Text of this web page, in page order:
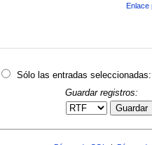
Enlace
Sólo las entradas seleccionadas:
Guardar registros:
Guardar